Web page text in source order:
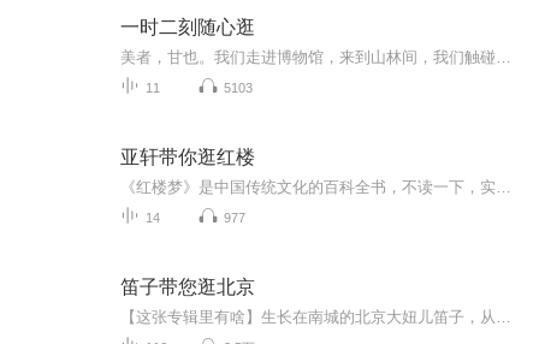
一时二刻随心逛
11 5103
亚轩带你逛红楼
14 977
笛子带您逛北京